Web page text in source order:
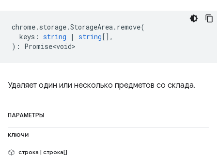
chrome. storage.StorageArea. remove(
keys : string | string[],
) : Promise<void>
Удаляет один или несколько предметов со склада.
ПАРАМЕТРЫ
ключи
строка | строка[]